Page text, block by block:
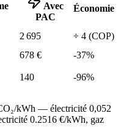
Avec
PAC
Économie
2 695 ÷ 4 (COP)
678 € -37%
140 -96%
kWh — électricité 0,052
0.2516 €/kWh, gaz